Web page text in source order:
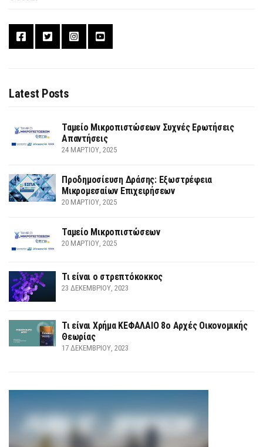
Latest Posts
Ταμείο Μικροπιστώσεων Συχνές Ερωτήσεις
Απαντήσεις
24 ΜΑΡΤΊΟΥ, 2025
Προδημοσίευση Δράσης: Εξωστρέφεια
Μικρομεσαίων Επιχειρήσεων
20 ΜΑΡΤΊΟΥ, 2025
Ταμείο Μικροπιστώσεων
20 ΜΑΡΤΊΟΥ, 2025
Τι είναι ο στρεπτόκοκκος
23 ΔΕΚΕΜΒΡΊΟΥ, 2023
Τι είναι Χρήμα ΚΕΦΑΛΑΙΟ 8ο Αρχές Οικονομικής
Θεωρίας
17 ΔΕΚΕΜΒΡΊΟΥ, 2023